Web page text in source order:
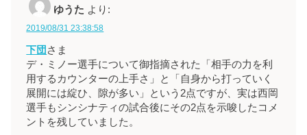
ゆうた より:
2019/08/31 23:38:58
下団 さま
デ・ミノー選手について御指摘された「相手の力を利
用するカウンターの上手さ」と「自身から打っていく
展開には綻ひ、隙が多い」という2点ですが、実は西岡
選手もシンシナティの試合後にその2点を示唆したコメ
ントを残していました。